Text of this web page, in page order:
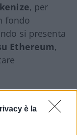
è la
, per
fondo
si presenta
Ethereum,
est asiatico,